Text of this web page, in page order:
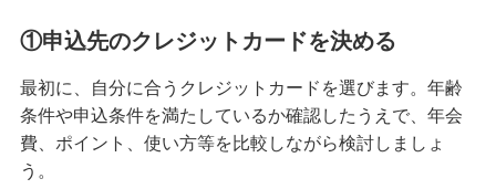
大学生もクレジットカードを申し込める！メリッ
トや選び方、おすすめの使い方を解説
クレジットカードを再発行する方法とは？流れや
①申込先のクレジットカードを決める
最初に、自分に合うクレジットカードを選びます。年齢
条件や申込条件を満たしているか確認したうえで、年会
費、ポイント、使い方等を比較しながら検討しましょ
う。